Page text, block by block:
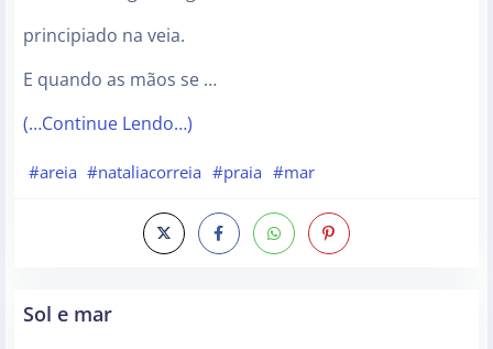
principiado na veia.
E quando as mãos se …
(…Continue Lendo…)
#areia #nataliacorreia #praia #mar
Sol e mar